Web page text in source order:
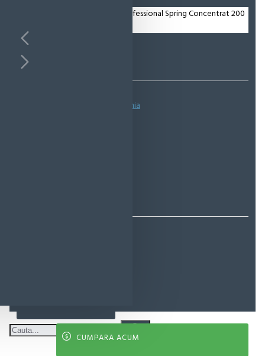
Spune-ţi opinia
CUMPARA ACUM